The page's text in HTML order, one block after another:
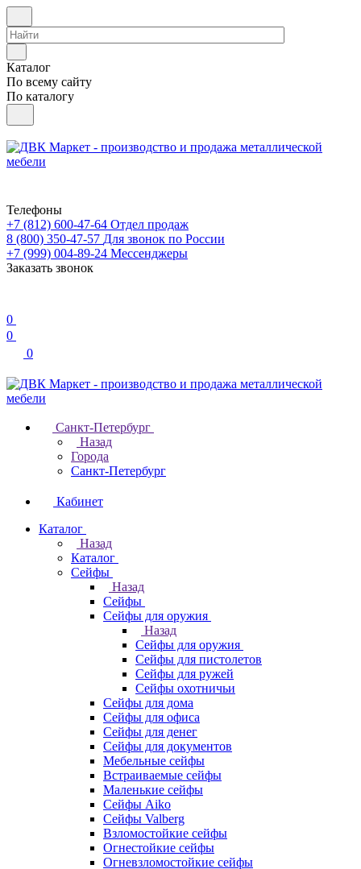
Каталог
По всему сайту
По каталогу
Телефоны
+7 (812) 600-47-64 Отдел продаж
8 (800) 350-47-57 Для звонок по России
+7 (999) 004-89-24 Мессенджеры
Заказать звонок
0
0
0
Санкт-Петербург
Назад
Города
Санкт-Петербург
Кабинет
Каталог
Назад
Каталог
Cейфы
Назад
Cейфы
Cейфы для оружия
Назад
Cейфы для оружия
Сейфы для пистолетов
Сейфы для ружей
Сейфы охотничьи
Cейфы для дома
Cейфы для офиса
Сейфы для денег
Сейфы для документов
Мебельные сейфы
Встраиваемые сейфы
Маленькие сейфы
Сейфы Aiko
Сейфы Valberg
Взломостойкие сейфы
Огнестойкие сейфы
Огневзломостойкие сейфы